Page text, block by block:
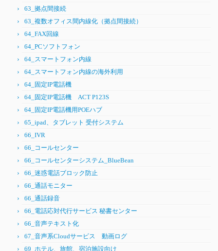
63_拠点間接続
63_複数オフィス間内線化（拠点間接続）
64_FAX回線
64_PCソフトフォン
64_スマートフォン内線
64_スマートフォン内線の海外利用
64_固定IP電話機
64_固定IP電話機 ACT P123S
64_固定IP電話機用POEハブ
65_ipad、タブレット 受付システム
66_IVR
66_コールセンター
66_コールセンターシステム_BlueBean
66_迷惑電話ブロック防止
66_通話モニター
66_通話録音
66_電話応対代行サービス 秘書センター
66_音声テキスト化
67_音声系Cloudサービス 動画ログ
69_ホテル、旅館、宿泊施設向け